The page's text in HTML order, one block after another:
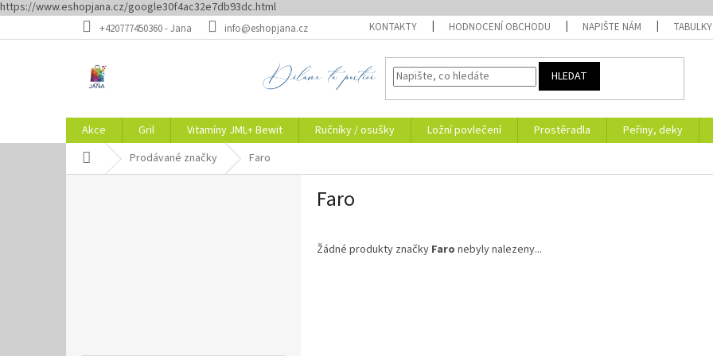
https://www.eshopjana.cz/google30f4ac32e7db93dc.html
na
+420777450360 - Jana info@eshopjana.cz KONTAKTY HODNOCENÍ OBCHODU NAPIŠTE NÁM TABULKY
HLEDAT
Akce Gril Vitamíny JML+ Bewit Ručníky / osušky Ložní povlečení Prostěradla Peřiny, deky
Domů Prodávané značky Faro
Faro
Žádné produkty značky Faro nebyly nalezeny...